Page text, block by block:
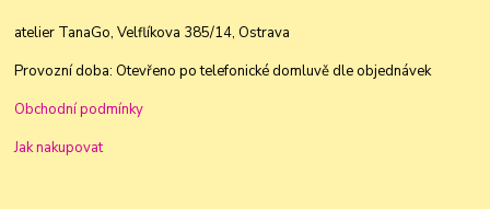
atelier TanaGo, Velflíkova 385/14, Ostrava
Provozní doba: Otevřeno po telefonické domluvě dle objednávek
Obchodní podmínky
Jak nakupovat